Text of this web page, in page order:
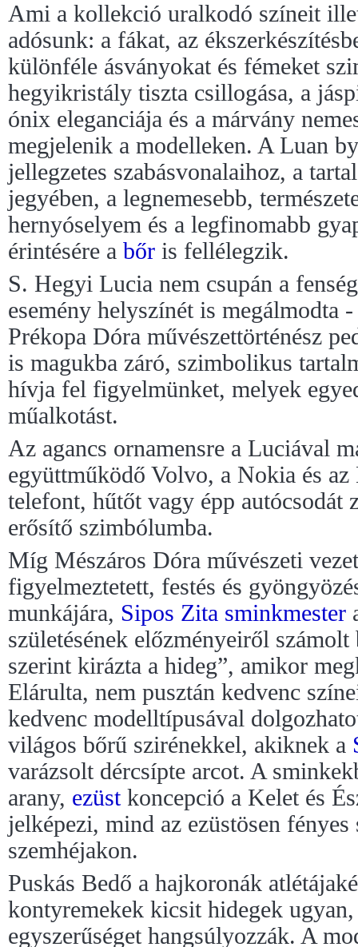
Ami a kollekció uralkodó színeit
adósunk: a fákat, az
különféle ásványokat és fémeket
hegyikristály tiszta csillogása, a
ónix eleganciája és a márvány
megjelenik a modelleken. A Luan
jellegzetes szabásvonalaihoz, a
jegyében, a legnemesebb,
hernyóselyem és a legfinomabb
érintésére a bőr is fellélegzik.
S. Hegyi Lucia nem csupán a
esemény helyszínét is megálmodta
Prékopa Dóra művészettörténész
is magukba záró, szimbolikus
hívja fel figyelmünket, melyek
műalkotást.
Az agancs ornamensre a Luciával
együttműködő Volvo, a Nokia és
telefont, hűtőt vagy épp autócsodát
erősítő szimbólumba.
Míg Mészáros Dóra művészeti
figyelmeztetett, festés és
munkájára, Sipos Zita sminkmester
születésének előzményeiről
szerint kirázta a hideg”, amikor
Elárulta, nem pusztán kedvenc
kedvenc modelltípusával
világos bőrű szirénekkel, akiknek a
varázsolt dércsípte arcot. A
arany, ezüstkoncepció a Kelet és
jelképezi, mind az ezüstösen
szemhéjakon.
Puskás Bedő a hajkoronák
kontyremekek kicsit hidegek ugyan,
egyszerűséget hangsúlyozzák. A